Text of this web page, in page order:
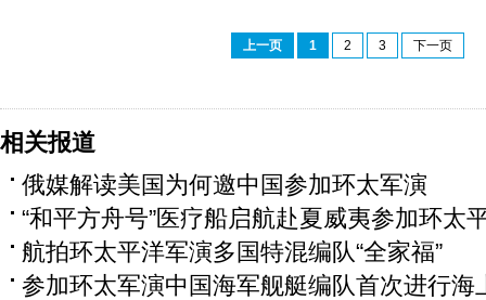
上一页 1 2 3 下一页
相关报道
俄媒解读美国为何邀中国参加环太军演
“和平方舟号”医疗船启航赴夏威夷参加环太
航拍环太平洋军演多国特混编队“全家福”
参加环太军演中国海军舰艇编队首次进行海